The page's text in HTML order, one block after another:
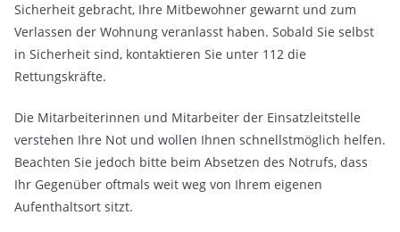
Sicherheit gebracht, Ihre Mitbewohner gewarnt und zum
Verlassen der Wohnung veranlasst haben. Sobald Sie selbst
in Sicherheit sind, kontaktieren Sie unter 112 die
Rettungskräfte.
Die Mitarbeiterinnen und Mitarbeiter der Einsatzleitstelle
verstehen Ihre Not und wollen Ihnen schnellstmöglich helfen.
Beachten Sie jedoch bitte beim Absetzen des Notrufs, dass
Ihr Gegenüber oftmals weit weg von Ihrem eigenen
Aufenthaltsort sitzt.